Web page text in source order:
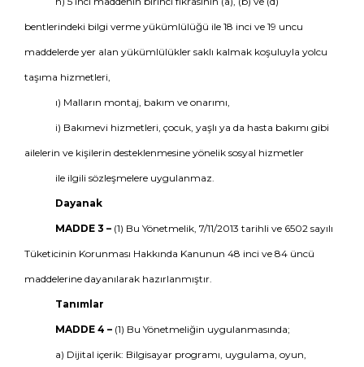
bentlerindeki bilgi verme yükümlülüğü ile 18 inci ve 19 uncu
maddelerde yer alan yükümlülükler saklı kalmak koşuluyla yolcu
taşıma hizmetleri,
ı) Malların montaj, bakım ve onarımı,
i) Bakımevi hizmetleri, çocuk, yaşlı ya da hasta bakımı gibi
ailelerin ve kişilerin desteklenmesine yönelik sosyal hizmetler
ile ilgili sözleşmelere uygulanmaz.
Dayanak
MADDE 3 –(1) Bu Yönetmelik, 7/11/2013 tarihli ve 6502 sayılı
Tüketicinin Korunması Hakkında Kanunun 48 inci ve 84 üncü
maddelerine dayanılarak hazırlanmıştır.
Tanımlar
MADDE 4 –(1) Bu Yönetmeliğin uygulanmasında;
a) Dijital içerik: Bilgisayar programı, uygulama, oyun,